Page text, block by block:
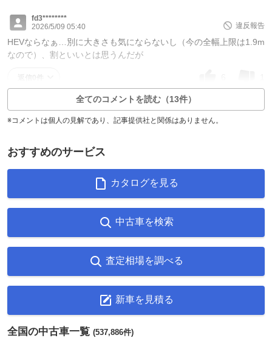
fd3********
2026/5/09 05:40
違反報告
HEVならなぁ…別に大きさも気にならないし（今の全幅上限は1.9m
なので）、割といいとは思うんだが
全てのコメントを読む（13件）
※コメントは個人の見解であり、記事提供社と関係はありません。
おすすめのサービス
カタログを見る
中古車を検索
査定相場を調べる
新車を見積る
全国の中古車一覧 (537,886件)